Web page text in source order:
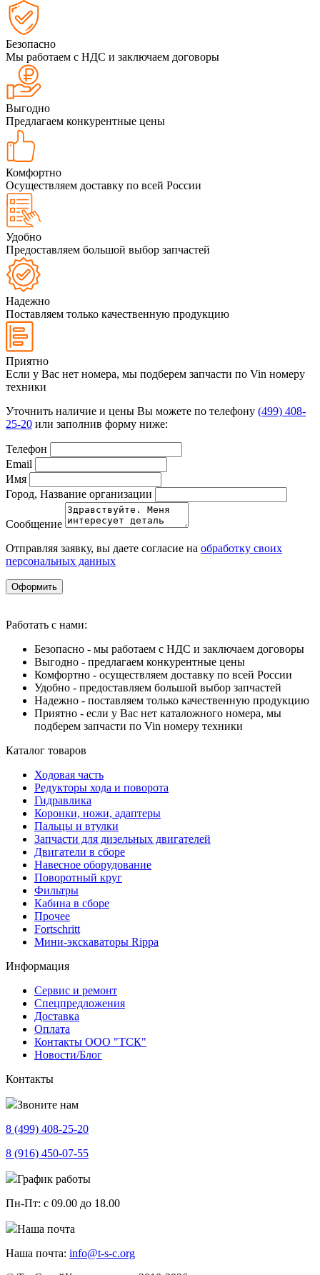
Безопасно
Мы работаем с НДС и заключаем договоры
Выгодно
Предлагаем конкурентные цены
Комфортно
Осуществляем доставку по всей России
Удобно
Предоставляем большой выбор запчастей
Надежно
Поставляем только качественную продукцию
Приятно
Если у Вас нет номера, мы подберем запчасти по Vin номеру
техники
Уточнить наличие и цены Вы можете по телефону (499) 408-
25-20 или заполнив форму ниже:
Телефон
Email
Имя
Город, Название организации
Сообщение
Отправляя заявку, вы даете согласие на обработку своих
персональных данных
Оформить
Работать с нами:
Безопасно - мы работаем с НДС и заключаем договоры
Выгодно - предлагаем конкурентные цены
Комфортно - осуществляем доставку по всей России
Удобно - предоставляем большой выбор запчастей
Надежно - поставляем только качественную продукцию
Приятно - если у Вас нет каталожного номера, мы
подберем запчасти по Vin номеру техники
Каталог товаров
Ходовая часть
Редукторы хода и поворота
Гидравлика
Коронки, ножи, адаптеры
Пальцы и втулки
Запчасти для дизельных двигателей
Двигатели в сборе
Навесное оборудование
Поворотный круг
Фильтры
Кабина в сборе
Прочее
Fortschritt
Мини-экскаваторы Rippa
Информация
Сервис и ремонт
Спецпредложения
Доставка
Оплата
Контакты ООО "ТСК"
Новости/Блог
Контакты
Звоните нам
8 (499) 408-25-20
8 (916) 450-07-55
График работы
Пн-Пт: с 09.00 до 18.00
Наша почта
Наша почта: info@t-s-c.org